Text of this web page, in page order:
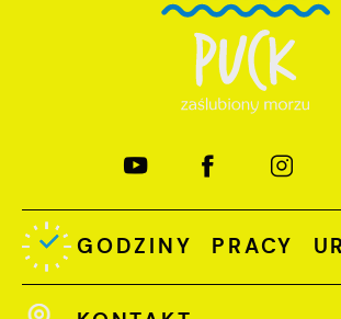
GODZINY PRACY